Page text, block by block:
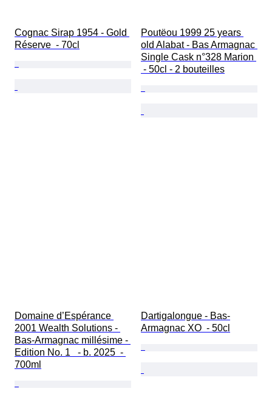
Cognac Sirap 1954 - Gold
Réserve  - 70cl
Poutëou 1999 25 years
old Alabat - Bas Armagnac
Single Cask n°328 Marion
- 50cl - 2 bouteilles
Domaine d’Espérance
2001 Wealth Solutions -
Bas-Armagnac millésime -
Edition No. 1   - b. 2025  -
700ml
Dartigalongue - Bas-
Armagnac XO  - 50cl